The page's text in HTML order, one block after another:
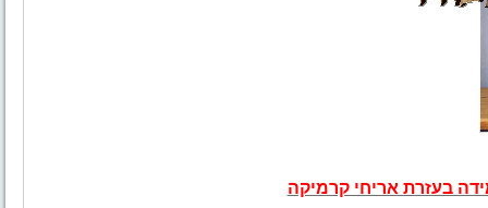
בעזרת אריחי קרמיקה